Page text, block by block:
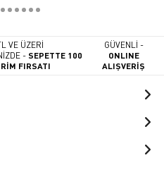
VE ÜZERİ
-SEPETTE 100
FIRSATI
GÜVENLİ -
ONLINE
ALIŞVERİŞ